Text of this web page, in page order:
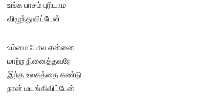
உங்க பாசம் புரியாம
விழுந்துவிட்டேன்
உம்மை போல என்னை
மாற்ற நினைத்தவரே
இந்த உலகத்தை கண்டு
நான் மயங்கிவிட்டேன்